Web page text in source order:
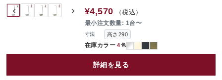
‹ ›
寸法 高さ290
在庫カラー 4色
¥4,570 （税込）
最小注文数量: 1台〜
詳細を見る